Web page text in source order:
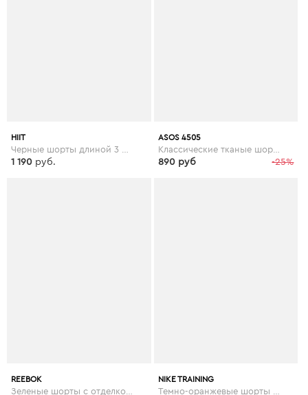
HIIT
1 190 руб.
ASOS 4505
Классические тканые шорты ASOS 4505 - Зеленый
-25%
890 руб
REEBOK NIKE TRAINING